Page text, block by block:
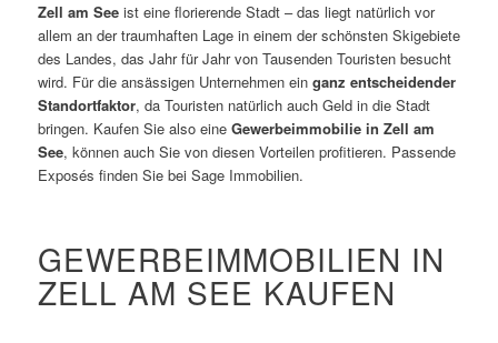
Zell am Seeist eine florierende Stadt – das liegt natürlich vor
allem an der traumhaften Lage in einem der schönsten Skigebiete
des Landes, das Jahr für Jahr von Tausenden Touristen besucht
wird. Für die ansässigen Unternehmen ein ganz entscheidender
Standortfaktor, da Touristen natürlich auch Geld in die Stadt
bringen. Kaufen Sie also eine Gewerbeimmobilie in Zell am
See, können auch Sie von diesen Vorteilen profitieren. Passende
Exposés finden Sie bei Sage Immobilien.
GEWERBEIMMOBILIEN IN
ZELL AM SEE KAUFEN